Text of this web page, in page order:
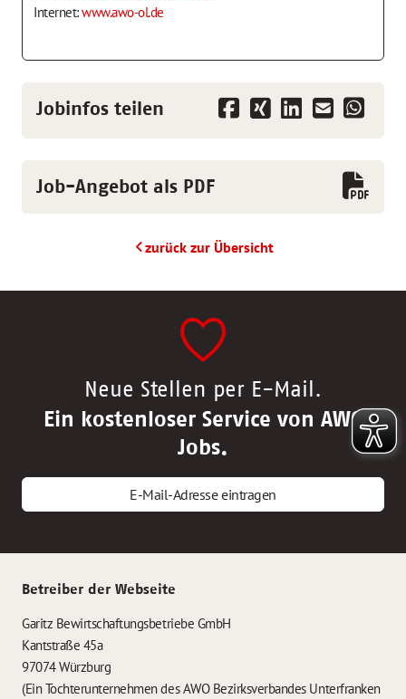
Internet:www.awo-ol.de
Jobinfos teilen
Job-Angebot als PDF
zurück zur Übersicht
Neue Stellen per E-Mail.
Ein kostenloser Service von AWO
Jobs.
E-Mail-Adresse eintragen
Betreiber der Webseite
Garitz Bewirtschaftungsbetriebe GmbH
Kantstraße 45a
97074 Würzburg
(Ein Tochterunternehmen des AWO Bezirksverbandes Unterfranken